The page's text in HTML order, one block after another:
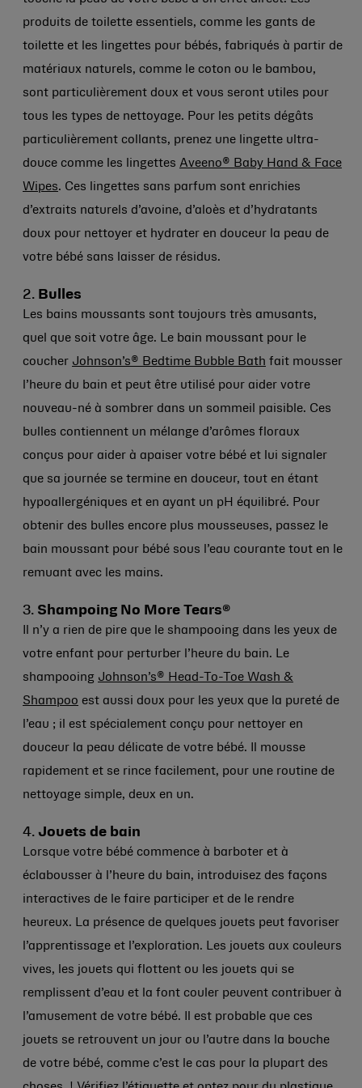
produits de toilette essentiels, comme les gants de
toilette et les lingettes pour bébés, fabriqués à partir de
matériaux naturels, comme le coton ou le bambou,
sont particulièrement doux et vous seront utiles pour
tous les types de nettoyage. Pour les petits dégâts
particulièrement collants, prenez une lingette ultra-
douce comme les lingettes Aveeno® Baby Hand & Face
Wipes. Ces lingettes sans parfum sont enrichies
d’extraits naturels d’avoine, d’aloès et d’hydratants
doux pour nettoyer et hydrater en douceur la peau de
votre bébé sans laisser de résidus.
2. Bulles
Les bains moussants sont toujours très amusants,
quel que soit votre âge. Le bain moussant pour le
coucher Johnson’s® Bedtime Bubble Bath fait mousser
l’heure du bain et peut être utilisé pour aider votre
nouveau-né à sombrer dans un sommeil paisible. Ces
bulles contiennent un mélange d’arômes floraux
conçus pour aider à apaiser votre bébé et lui signaler
que sa journée se termine en douceur, tout en étant
hypoallergéniques et en ayant un pH équilibré. Pour
obtenir des bulles encore plus mousseuses, passez le
bain moussant pour bébé sous l’eau courante tout en le
remuant avec les mains.
3. Shampoing No More Tears®
Il n’y a rien de pire que le shampooing dans les yeux de
votre enfant pour perturber l’heure du bain. Le
shampooing Johnson’s® Head-To-Toe Wash &
Shampoo est aussi doux pour les yeux que la pureté de
l’eau ; il est spécialement conçu pour nettoyer en
douceur la peau délicate de votre bébé. Il mousse
rapidement et se rince facilement, pour une routine de
nettoyage simple, deux en un.
4. Jouets de bain
Lorsque votre bébé commence à barboter et à
éclabousser à l’heure du bain, introduisez des façons
interactives de le faire participer et de le rendre
heureux. La présence de quelques jouets peut favoriser
l’apprentissage et l’exploration. Les jouets aux couleurs
vives, les jouets qui flottent ou les jouets qui se
remplissent d’eau et la font couler peuvent contribuer à
l’amusement de votre bébé. Il est probable que ces
jouets se retrouvent un jour ou l’autre dans la bouche
de votre bébé, comme c’est le cas pour la plupart des